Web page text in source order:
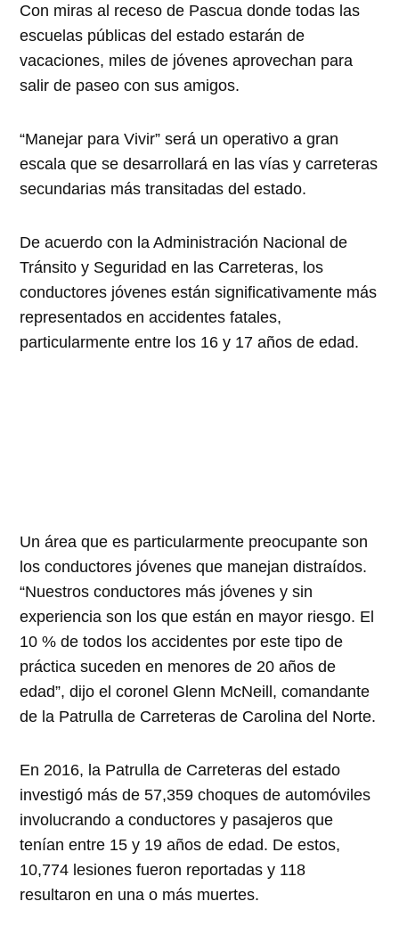
Con miras al receso de Pascua donde todas las
escuelas públicas del estado estarán de
vacaciones, miles de jóvenes aprovechan para
salir de paseo con sus amigos.
“Manejar para Vivir” será un operativo a gran
escala que se desarrollará en las vías y carreteras
secundarias más transitadas del estado.
De acuerdo con la Administración Nacional de
Tránsito y Seguridad en las Carreteras, los
conductores jóvenes están significativamente más
representados en accidentes fatales,
particularmente entre los 16 y 17 años de edad.
Un área que es particularmente preocupante son
los conductores jóvenes que manejan distraídos.
“Nuestros conductores más jóvenes y sin
experiencia son los que están en mayor riesgo. El
10 % de todos los accidentes por este tipo de
práctica suceden en menores de 20 años de
edad”, dijo el coronel Glenn McNeill, comandante
de la Patrulla de Carreteras de Carolina del Norte.
En 2016, la Patrulla de Carreteras del estado
investigó más de 57,359 choques de automóviles
involucrando a conductores y pasajeros que
tenían entre 15 y 19 años de edad. De estos,
10,774 lesiones fueron reportadas y 118
resultaron en una o más muertes.